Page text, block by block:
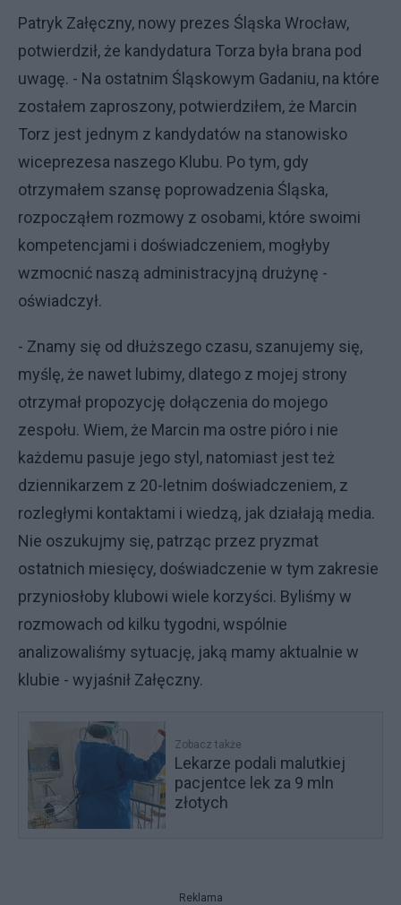
Patryk Załęczny, nowy prezes Śląska Wrocław,
potwierdził, że kandydatura Torza była brana pod
uwagę. - Na ostatnim Śląskowym Gadaniu, na które
zostałem zaproszony, potwierdziłem, że Marcin
Torz jest jednym z kandydatów na stanowisko
wiceprezesa naszego Klubu. Po tym, gdy
otrzymałem szansę poprowadzenia Śląska,
rozpocząłem rozmowy z osobami, które swoimi
kompetencjami i doświadczeniem, mogłyby
wzmocnić naszą administracyjną drużynę -
oświadczył.
- Znamy się od dłuższego czasu, szanujemy się,
myślę, że nawet lubimy, dlatego z mojej strony
otrzymał propozycję dołączenia do mojego
zespołu. Wiem, że Marcin ma ostre pióro i nie
każdemu pasuje jego styl, natomiast jest też
dziennikarzem z 20-letnim doświadczeniem, z
rozległymi kontaktami i wiedzą, jak działają media.
Nie oszukujmy się, patrząc przez pryzmat
ostatnich miesięcy, doświadczenie w tym zakresie
przyniosłoby klubowi wiele korzyści. Byliśmy w
rozmowach od kilku tygodni, wspólnie
analizowaliśmy sytuację, jaką mamy aktualnie w
klubie - wyjaśnił Załęczny.
Zobacz także
Lekarze podali malutkiej
pacjentce lek za 9 mln
złotych
Reklama